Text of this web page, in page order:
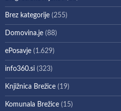
Brez kategorije (255)
Domovina.je (88)
ePosavje (1.629)
info360.si (323)
Knjižnica Brežice (19)
Komunala Brežice (15)